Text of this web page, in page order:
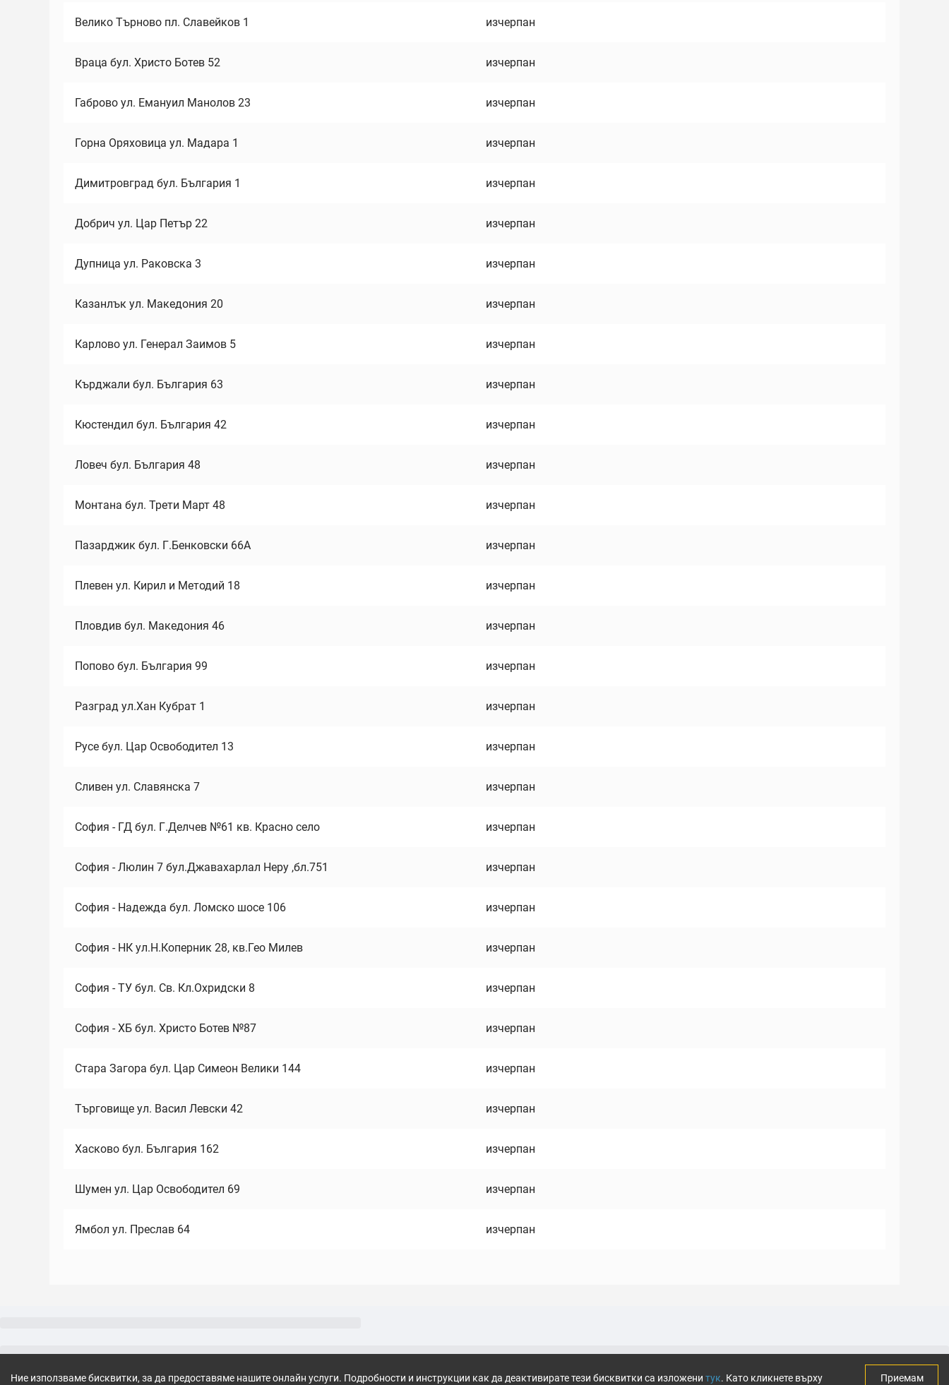
Велико Търново пл. Славейков 1 изчерпан
Враца бул. Христо Ботев 52 изчерпан
Габрово ул. Емануил Манолов 23 изчерпан
Горна Оряховица ул. Мадара 1 изчерпан
Димитровград бул. България 1 изчерпан
Добрич ул. Цар Петър 22 изчерпан
Дупница ул. Раковска 3 изчерпан
Казанлък ул. Македония 20 изчерпан
Карлово ул. Генерал Заимов 5 изчерпан
Кърджали бул. България 63 изчерпан
Кюстендил бул. България 42 изчерпан
Ловеч бул. България 48 изчерпан
Монтана бул. Трети Март 48 изчерпан
Пазарджик бул. Г.Бенковски 66А изчерпан
Плевен ул. Кирил и Методий 18 изчерпан
Пловдив бул. Македония 46 изчерпан
Попово бул. България 99 изчерпан
Разград ул.Хан Кубрат 1 изчерпан
Русе бул. Цар Освободител 13 изчерпан
Сливен ул. Славянска 7 изчерпан
София - ГД бул. Г.Делчев №61 кв. Красно село изчерпан
София - Люлин 7 бул.Джавахарлал Неру ,бл.751 изчерпан
София - Надежда бул. Ломско шосе 106 изчерпан
София - НК ул.Н.Коперник 28, кв.Гео Милев изчерпан
София - ТУ бул. Св. Кл.Охридски 8 изчерпан
София - ХБ бул. Христо Ботев №87 изчерпан
Стара Загора бул. Цар Симеон Велики 144 изчерпан
Търговище ул. Васил Левски 42 изчерпан
Хасково бул. България 162 изчерпан
Шумен ул. Цар Освободител 69 изчерпан
Ямбол ул. Преслав 64 изчерпан
Ние използваме бисквитки, за да предоставяме нашите онлайн услуги. Подробности и инструкции как да деактивирате тези бисквитки са изложени тук. Като кликнете върху Приемам